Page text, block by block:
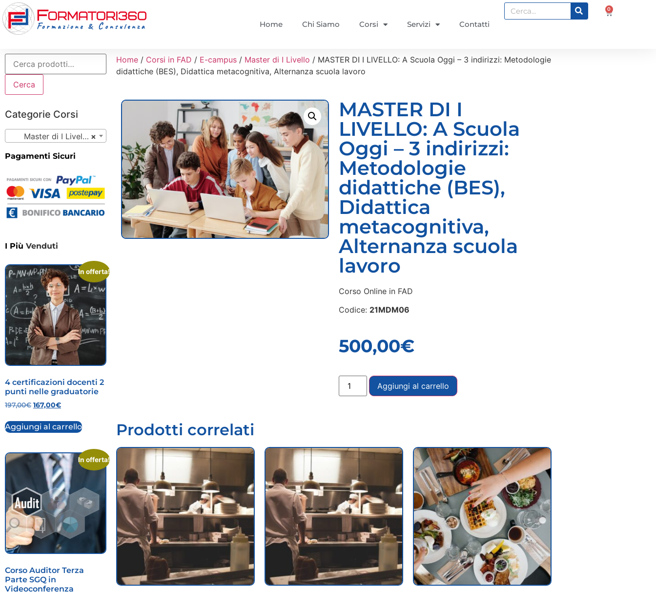
Home Chi Siamo Corsi Servizi Contatti
0
Cerca
Categorie Corsi
×
Master di I Livello (17)
Pagamenti Sicuri
I Più Venduti
In offerta!
4 certificazioni docenti 2
punti nelle graduatorie
197,00€ 167,00€
Aggiungi al carrello
In offerta!
Corso Auditor Terza
Parte SGQ in
Videoconferenza
Home/ Corsi in FAD / E-campus/ Master di I Livello / MASTER DI I LIVELLO: A Scuola Oggi – 3 indirizzi: Metodologie
didattiche (BES), Didattica metacognitiva, Alternanza scuola lavoro
MASTER DI I
LIVELLO: A Scuola
Oggi – 3 indirizzi:
Metodologie
didattiche (BES),
Didattica
metacognitiva,
Alternanza scuola
lavoro
Corso Online in FAD
Codice: 21MDM06
500,00€
Aggiungi al carrello
Prodotti correlati